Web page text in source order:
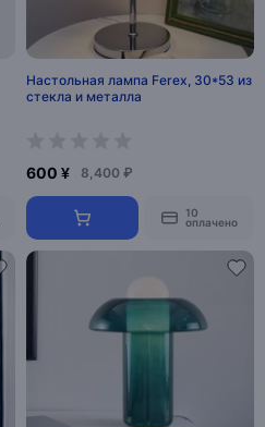
Настольная лампа Ferex, 30*53 из
стекла и металла
600 ¥ 8,400 ₽
10
оплачено